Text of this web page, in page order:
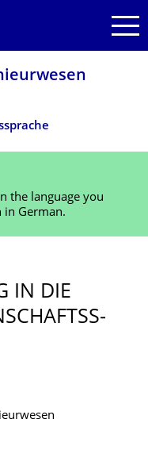
the language you
in German.
IN DIE